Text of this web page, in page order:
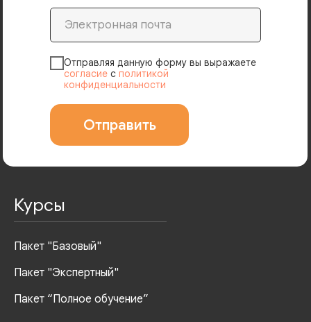
Курсы
Пакет "Базовый"
Пакет "Экспертный"
Пакет “Полное обучение”
Отправляя данную форму вы выражаете
согласие с политикой
конфиденциальности
Отправить